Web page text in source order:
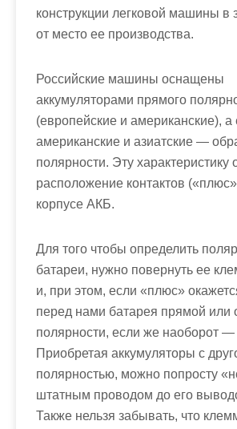
конструкции легковой машины в
от место ее производства.
Российские машины оснащены
аккумуляторами прямого
(европейские и американские), а
американские и азиатские —
полярности. Эту характеристику
расположение контактов
корпусе АКБ.
Для того чтобы определить
батареи, нужно повернуть ее
и, при этом, если «плюс»
перед нами батарея прямой или
полярности, если же наоборот —
Приобретая аккумуляторы с
полярностью, можно попросту
штатным проводом до его
Также нельзя забывать, что